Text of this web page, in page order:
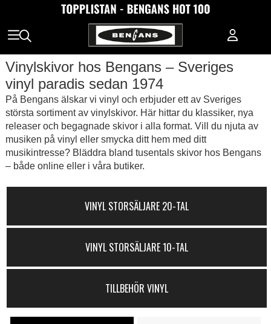
Vinylskivor hos Bengans – Sveriges
vinyl paradis sedan 1974
På Bengans älskar vi vinyl och erbjuder ett av Sveriges
största sortiment av vinylskivor. Här hittar du klassiker, nya
releaser och begagnade skivor i alla format. Vill du njuta av
musiken på vinyl eller smycka ditt hem med ditt
musikintresse? Bläddra bland tusentals skivor hos Bengans
– både online eller i våra butiker.
VINYL STORSÄLJARE 20-TAL
VINYL STORSÄLJARE 10-TAL
TILLBEHÖR VINYL